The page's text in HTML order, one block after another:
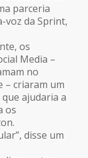
parceria
voz da Sprint,
os
Media –
no
– criaram um
ajudaria a
os
disse um